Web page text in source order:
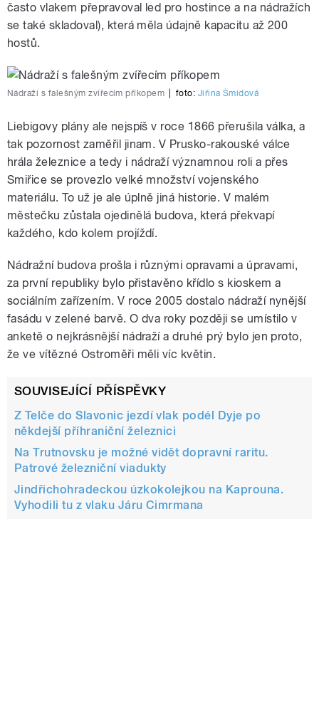
často vlakem přepravoval led pro hostince a na nádražích
se také skladoval), která měla údajně kapacitu až 200
hostů.
Nádraží s falešným zvířecím příkopem foto: Jiřina Šmídová
Liebigovy plány ale nejspíš v roce 1866 přerušila válka, a
tak pozornost zaměřil jinam. V Prusko-rakouské válce
hrála železnice a tedy i nádraží významnou roli a přes
Smiřice se provezlo velké množství vojenského
materiálu. To už je ale úplně jiná historie. V malém
městečku zůstala ojedinělá budova, která překvapí
každého, kdo kolem projíždí.
Nádražní budova prošla i různými opravami a úpravami,
za první republiky bylo přistavěno křídlo s kioskem a
sociálním zařízením. V roce 2005 dostalo nádraží nynější
fasádu v zelené barvě. O dva roky později se umístilo v
anketě o nejkrásnější nádraží a druhé prý bylo jen proto,
že ve vítězné Ostroměři měli víc květin.
SOUVISEJÍCÍ PŘÍSPĚVKY
Z Telče do Slavonic jezdí vlak podél Dyje po
někdejší příhraniční železnici
Na Trutnovsku je možné vidět dopravní raritu.
Patrové železniční viadukty
Jindřichohradeckou úzkokolejkou na Kaprouna.
Vyhodili tu z vlaku Járu Cimrmana